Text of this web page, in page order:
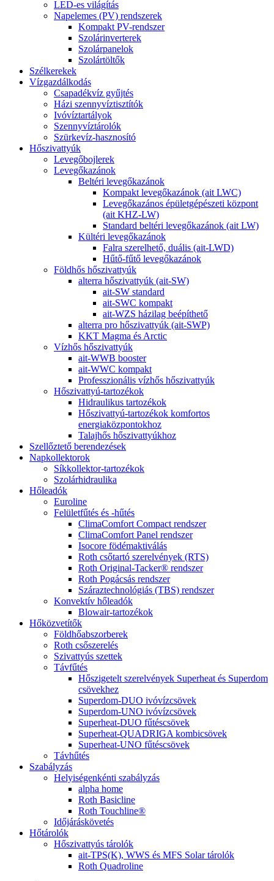
LED-es világítás
Napelemes (PV) rendszerek
Kompakt PV-rendszer
Szolárinverterek
Szolárpanelok
Szolártöltők
Szélkerekek
Vízgazdálkodás
Csapadékvíz gyűjtés
Házi szennyvíztisztítók
Ivóvíztartályok
Szennyvíztárolók
Szürkevíz-hasznosító
Hőszivattyúk
Levegőbojlerek
Levegőkazánok
Beltéri levegőkazánok
Kompakt levegőkazánok (ait LWC)
Levegőkazános épületgépészeti központ
(ait KHZ-LW)
Standard beltéri levegőkazánok (ait LW)
Kültéri levegőkazánok
Falra szerelhető, duális (ait-LWD)
Hűtő-fűtő levegőkazánok
Földhős hőszivattyúk
alterra hőszivattyúk (ait-SW)
ait-SW standard
ait-SWC kompakt
ait-WZS házilag beépíthető
alterra pro hőszivattyúk (ait-SWP)
KKT Magma és Arctic
Vízhős hőszivattyúk
ait-WWB booster
ait-WWC kompakt
Professzionális vízhős hőszivattyúk
Hőszivattyú-tartozékok
Hidraulikus tartozékok
Hőszivattyú-tartozékok komfortos
energiaközpontokhoz
Talajhős hőszivattyúkhoz
Szellőztető berendezések
Napkollektorok
Síkkollektor-tartozékok
Szolárhidraulika
Hőleadók
Euroline
Felületfűtés és -hűtés
ClimaComfort Compact rendszer
ClimaComfort Panel rendszer
Isocore födémaktiválás
Roth csőtartó szerelvények (RTS)
Roth Original-Tacker® rendszer
Roth Pogácsás rendszer
Száraztechnológiás (TBS) rendszer
Konvektív hőleadók
Blowair-tartozékok
Hőközvetítők
Földhőabszorberek
Roth csőszerelés
Szivattyús szettek
Távfűtés
Hőszigetelt szerelvények Superheat és Superdom
csövekhez
Superdom-DUO ivóvízcsövek
Superdom-UNO ivóvízcsövek
Superheat-DUO fűtéscsövek
Superheat-QUADRIGA kombicsövek
Superheat-UNO fűtéscsövek
Távhűtés
Szabályzás
Helyiségenkénti szabályzás
alpha home
Roth Basicline
Roth Touchline®
Időjáráskövetés
Hőtárolók
Hőszivattyús tárolók
ait-TPS(K), WWS és MFS Solar tárolók
Roth Quadroline